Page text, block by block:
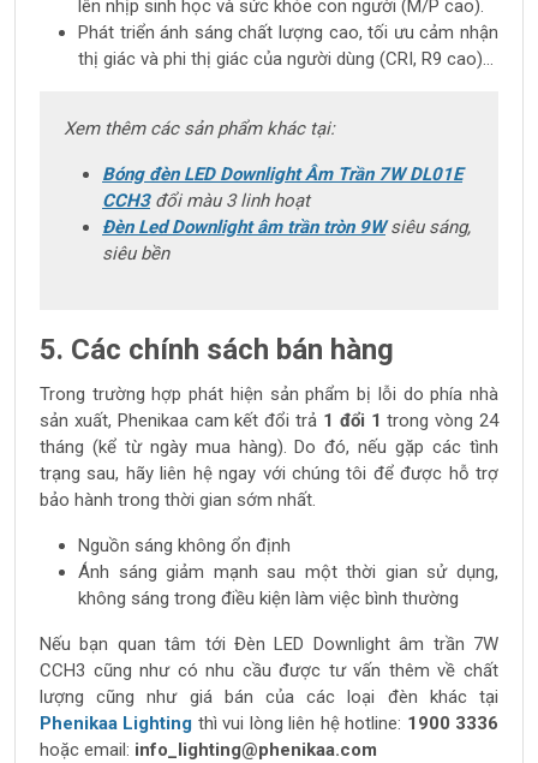
lên nhịp sinh học và sức khỏe con người (M/P cao).
Phát triển ánh sáng chất lượng cao, tối ưu cảm nhận
thị giác và phi thị giác của người dùng (CRI, R9 cao)...
Xem thêm các sản phẩm khác tại:
Bóng đèn LED Downlight Âm Trần 7W DL01E
CCH3đổi màu 3 linh hoạt
Đèn Led Downlight âm trần tròn 9Wsiêu sáng,
siêu bền
5. Các chính sách bán hàng
Trong trường hợp phát hiện sản phẩm bị lỗi do phía nhà
sản xuất, Phenikaa cam kết đổi trả 1 đổi 1 trong vòng 24
tháng (kể từ ngày mua hàng). Do đó, nếu gặp các tình
trạng sau, hãy liên hệ ngay với chúng tôi để được hỗ trợ
bảo hành trong thời gian sớm nhất.
Nguồn sáng không ổn định
Ánh sáng giảm mạnh sau một thời gian sử dụng,
không sáng trong điều kiện làm việc bình thường
Nếu bạn quan tâm tới Đèn LED Downlight âm trần 7W
CCH3 cũng như có nhu cầu được tư vấn thêm về chất
lượng cũng như giá bán của các loại đèn khác tại
Phenikaa Lighting thì vui lòng liên hệ hotline: 1900 3336
hoặc email: info_lighting@phenikaa.com